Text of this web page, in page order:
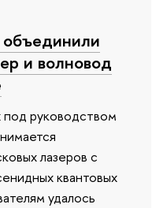
и волновод
под руководством
лазеров с
квантовых
удалось